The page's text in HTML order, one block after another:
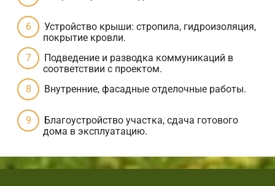
Устройство крыши: стропила, гидроизоляция,
покрытие кровли.
Подведение и разводка коммуникаций в
соответствии с проектом.
Внутренние, фасадные отделочные работы.
Благоустройство участка, сдача готового
дома в эксплуатацию.